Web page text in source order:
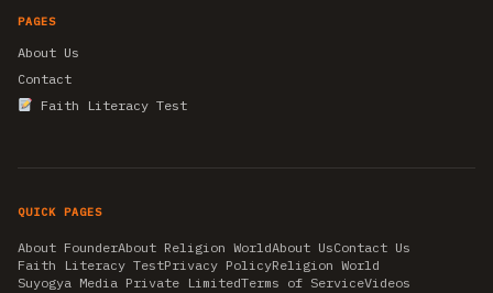
PAGES
About Us
Contact
Faith Literacy Test
QUICK PAGES
About FounderAbout Religion WorldAbout UsContact Us
Faith Literacy TestPrivacy PolicyReligion World
Suyogya Media Private LimitedTerms of ServiceVideos